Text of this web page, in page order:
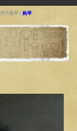
关于提琴 购琴